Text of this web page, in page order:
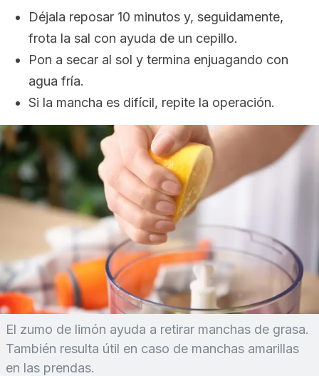
Déjala reposar 10 minutos y, seguidamente,
frota la sal con ayuda de un cepillo.
Pon a secar al sol y termina enjuagando con
agua fría.
Si la mancha es difícil, repite la operación.
El zumo de limón ayuda a retirar manchas de grasa.
También resulta útil en caso de manchas amarillas
en las prendas.